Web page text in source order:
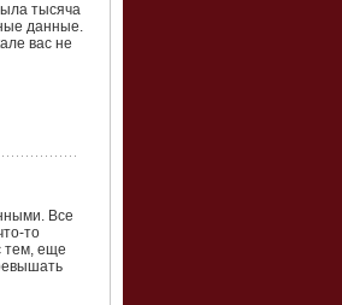
тысяча
данные.
вас не
Все
то
тем, еще